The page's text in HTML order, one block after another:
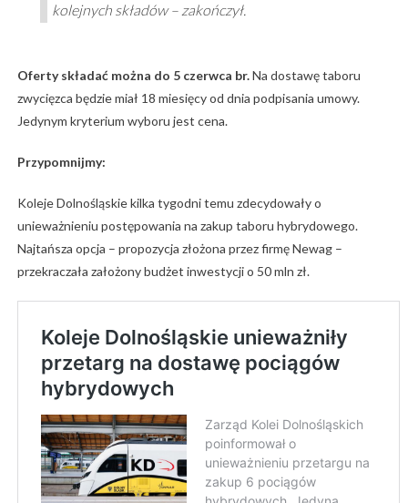
kolejnych składów – zakończył.
Oferty składać można do 5 czerwca br.Na dostawę taboru
zwycięzca będzie miał 18 miesięcy od dnia podpisania umowy.
Jedynym kryterium wyboru jest cena.
Przypomnijmy:
Koleje Dolnośląskie kilka tygodni temu zdecydowały o
unieważnieniu postępowania na zakup taboru hybrydowego.
Najtańsza opcja – propozycja złożona przez firmę Newag –
przekraczała założony budżet inwestycji o 50 mln zł.